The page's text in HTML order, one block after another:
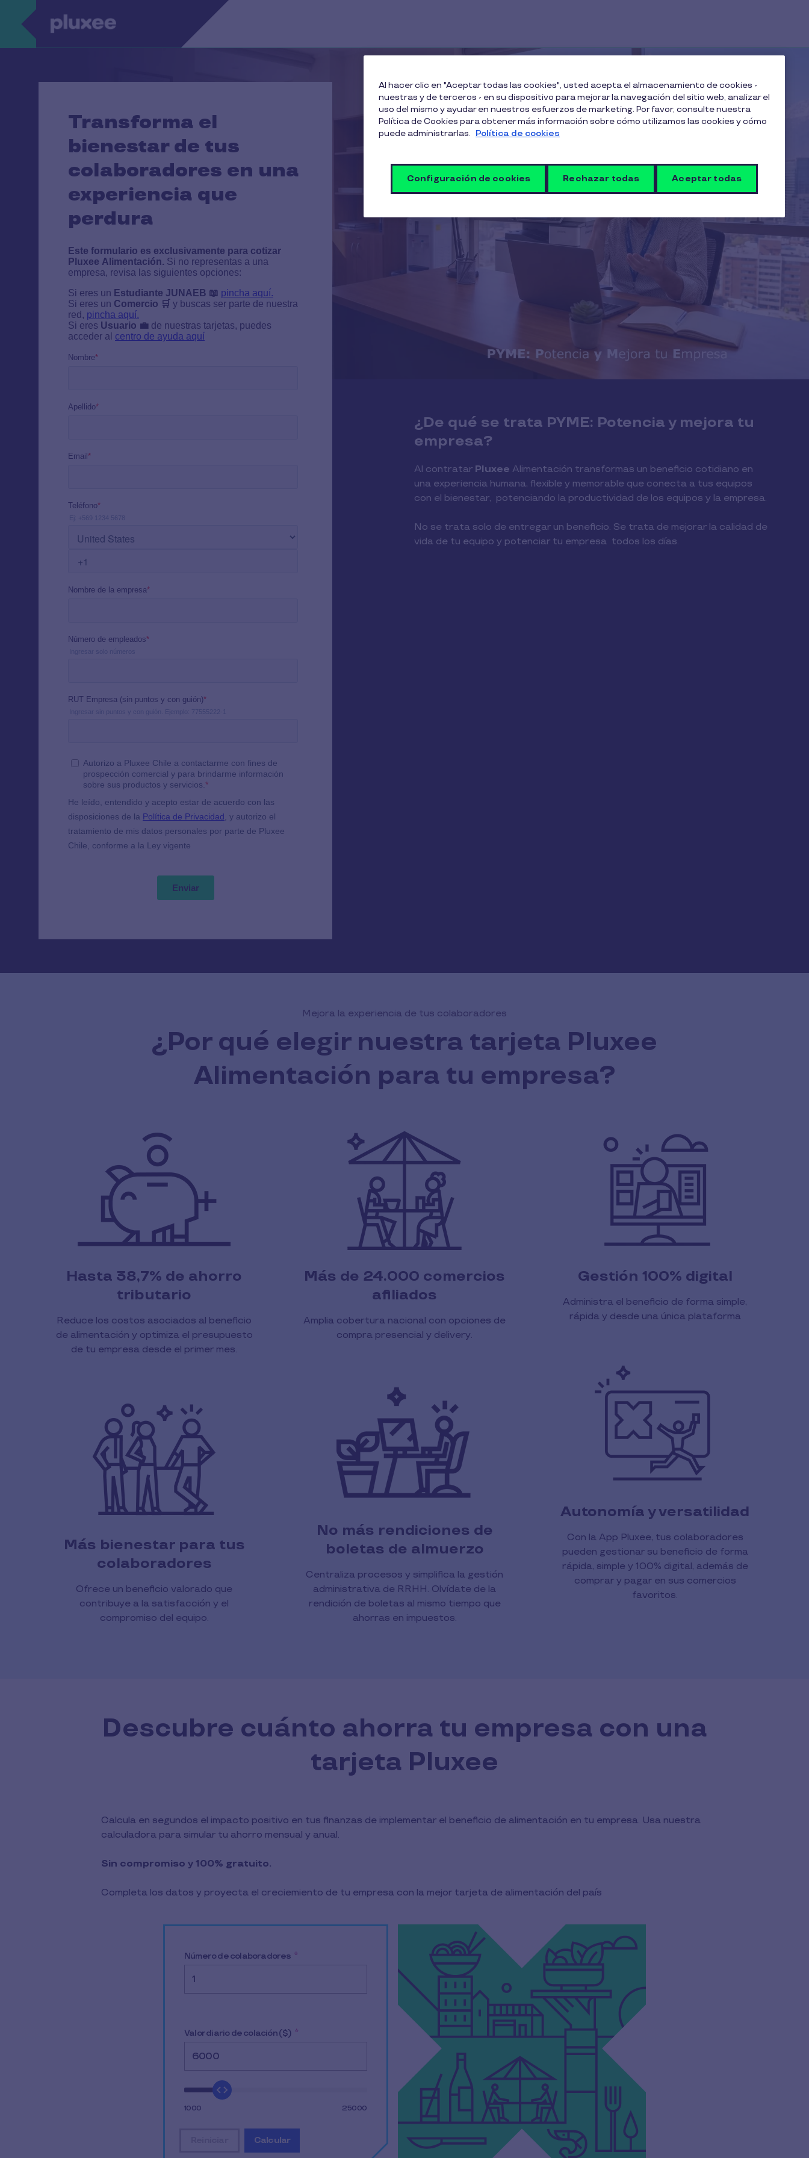
Pasar al contenido principal
¿De qué se trata PYME: Potencia y mejora tu
empresa?
Al contratar Pluxee Alimentación transformas un beneficio cotidiano en
una experiencia humana, flexible y memorable que conecta a tus equipos
con el bienestar, potenciando la productividad de los equipos y la empresa.
No se trata solo de entregar un beneficio. Se trata de mejorar la calidad de
vida de tu equipo y potenciar tu empresa todos los días.
Transforma el
bienestar de tus
colaboradores en una
experiencia que
perdura
Mejora la experiencia de tus colaboradores
¿Por qué elegir nuestra tarjeta Pluxee
Alimentación para tu empresa?
Hasta 38,7% de ahorro
tributario
Reduce los costos asociados al beneficio
de alimentación y optimiza el presupuesto
de tu empresa desde el primer mes.
Más bienestar para tus
colaboradores
Ofrece un beneficio valorado que
contribuye a la satisfacción y el
compromiso del equipo.
Más de 24.000 comercios
afiliados
Amplia cobertura nacional con opciones de
compra presencial y delivery.
No más rendiciones de
boletas de almuerzo
Centraliza procesos y simplifica la gestión
administrativa de RRHH. Olvídate de la
rendición de boletas al mismo tiempo que
ahorras en impuestos.
Gestión 100% digital
Administra el beneficio de forma simple,
rápida y desde una única plataforma
Autonomía y versatilidad
Con la App Pluxee, tus colaboradores
pueden gestionar su beneficio de forma
rápida, simple y 100% digital, además de
comprar y pagar en sus comercios
favoritos.
Descubre cuánto ahorra tu empresa con una
tarjeta Pluxee
Calcula en segundos el impacto positivo en tus finanzas de implementar el beneficio de alimentación en tu empresa. Usa nuestra
calculadora para simular tu ahorro mensual y anual.
Sin compromiso y 100% gratuito.
Completa los datos y proyecta el creciemiento de tu empresa con la mejor tarjeta de alimentación del país
Completa tus datos para conocer más de los beneficios laborales acorde a las necesidades de tu empresa
Número de colaboradores *
Valor diario de colación ($) *
1000 25000
restablecer todos los datos de entrada
Calcularmostrar el resultado de la simulación
Al hacer clic en "Aceptar todas las cookies", usted acepta el almacenamiento de cookies -
nuestras y de terceros - en su dispositivo para mejorar la navegación del sitio web, analizar el
uso del mismo y ayudar en nuestros esfuerzos de marketing. Por favor, consulte nuestra
Política de Cookies para obtener más información sobre cómo utilizamos las cookies y cómo
puede administrarlas. Política de cookies
Configuración de cookies Rechazar todas Aceptar todas